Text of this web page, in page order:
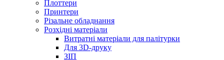
Плоттери
Принтери
Різальне обладнання
Розхідні матеріали
Витратні матеріали для палітурки
Для 3D-друку
ЗІП